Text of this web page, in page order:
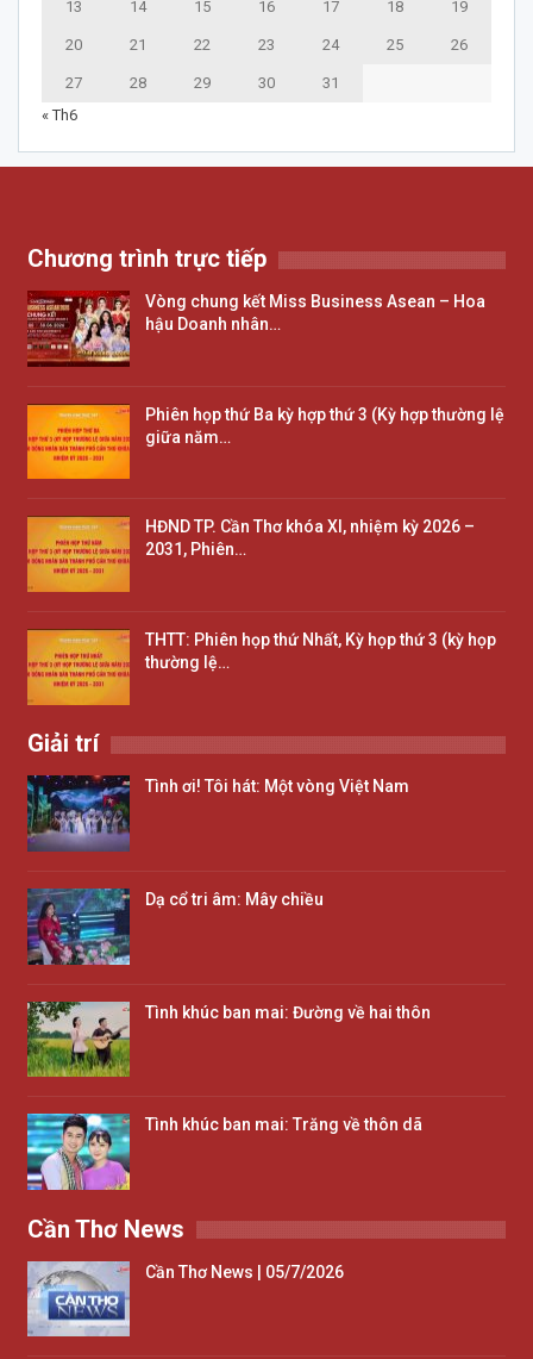
13 14 15 16 17 18 19
20 21 22 23 24 25 26
27 28 29 30
31
« Th6
Chương trình trực tiếp
Vòng chung kết Miss Business Asean – Hoa
hậu Doanh nhân…
Phiên họp thứ Ba kỳ hợp thứ 3 (Kỳ hợp thường lệ
giữa năm…
HĐND TP. Cần Thơ khóa XI, nhiệm kỳ 2026 –
2031, Phiên…
THTT: Phiên họp thứ Nhất, Kỳ họp thứ 3 (kỳ họp
thường lệ…
Giải trí
Tình ơi! Tôi hát: Một vòng Việt Nam
Dạ cổ tri âm: Mây chiều
Tình khúc ban mai: Đường về hai thôn
Tình khúc ban mai: Trăng về thôn dã
Cần Thơ News
Cần Thơ News | 05/7/2026